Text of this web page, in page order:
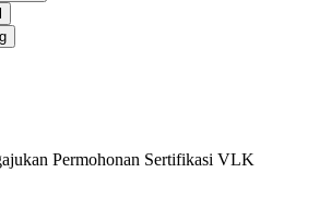
Permohonan Sertifikasi VLK